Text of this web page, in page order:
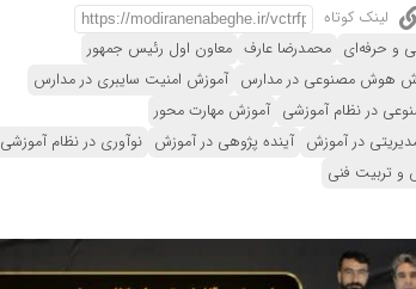
لینک کوتاه
و حرفه‌ای محمدرضا عارف معاون اول رئیس جمهور
هوش مصنوعی در مدارس آموزش امنیت سایبری در مدارس
در نظام آموزشی آموزش مهارت محور
در آموزش آینده پژوهی در آموزش نوآوری در نظام آموزشی
و تربیت فنی